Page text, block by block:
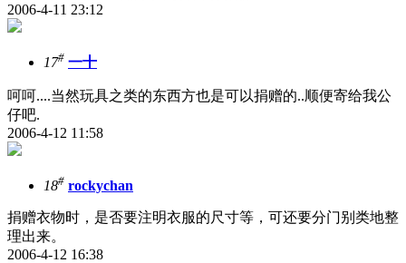
2006-4-11 23:12
17# 一十
呵呵....当然玩具之类的东西方也是可以捐赠的..顺便寄给我公
仔吧.
2006-4-12 11:58
18# rockychan
捐赠衣物时，是否要注明衣服的尺寸等，可还要分门别类地整
理出来。
2006-4-12 16:38